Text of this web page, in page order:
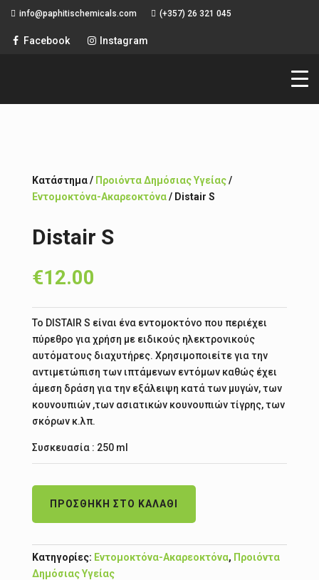
info@paphitischemicals.com (+357) 26 321 045
Facebook Instagram
ΔΩΡΕΑΝ ΠΑΓΚΥΠΡΙΑ
ΑΠΟΣΤΟΛΗ
Κατάστημα / Προιόντα Δημόσιας Υγείας/
Εντομοκτόνα-Ακαρεοκτόνα/ Distair S
Distair S
€12.00
Το DISTAIR S είναι ένα εντομοκτόνο που περιέχει
πύρεθρο για χρήση με ειδικούς ηλεκτρονικούς
αυτόματους διαχυτήρες. Χρησιμοποιείτε για την
αντιμετώπιση των ιπτάμενων εντόμων καθώς έχει
άμεση δράση για την εξάλειψη κατά των μυγών, των
κουνουπιών ,των ασιατικών κουνουπιών τίγρης, των
σκόρων κ.λπ.
Συσκευασία : 250 ml
ΠΡΟΣΘΉΚΗ ΣΤΟ ΚΑΛΆΘΙ
Κατηγορίες: Εντομοκτόνα-Ακαρεοκτόνα, Προιόντα
Δημόσιας Υγείας